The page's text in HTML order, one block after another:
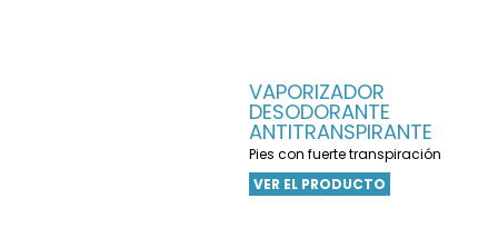
VAPORIZADOR
DESODORANTE
ANTITRANSPIRANTE
Pies con fuerte transpiración
VER EL PRODUCTO